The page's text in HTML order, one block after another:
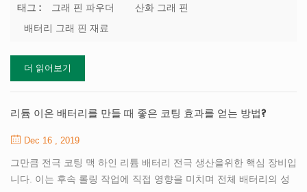
원자는 sp2 방식으로 혼성화에 참여하고 전자는 층 사이에서 부드
럽게 전도 할 수 있으므로 그래 핀은 전기를 매우 잘 전도합니다. 이
미래를 갖는 이유 중 하나입니다. 배터리 그래 핀 재료 우수한 열전
도율을 가지며 단층의 이론상 실온 열전도율은 최대 3,000-5,000w /
용할 수 있습니다. 기계적 특성이 우수하고 인성 및 강도가 우수한
재료로 유...
태그 : 그래 핀 파우더
산화 그래 핀
배터리 그래 핀 재료
더 읽어보기
리튬 이온 배터리를 만들 때 좋은 코팅 효과를 얻는 방법?
Dec 16 , 2019
그만큼 전극 코팅 맥 하인 리튬 배터리 전극 생산을위한 핵심 장비입
니다. 이는 후속 롤링 작업에 직접 영향을 미치며 전체 배터리의 성